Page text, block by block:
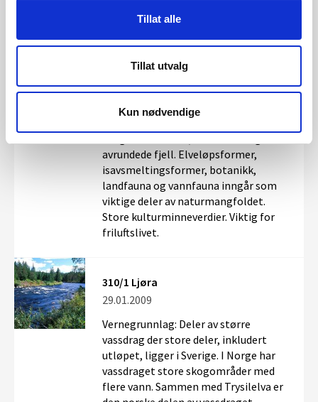
Tillat alle
Tillat utvalg
Kun nødvendige
Vernegrunnlag: Vestlig sidevassdrag
til Glåma i Glommavassdraget.
Vassdragets elver, vann og myrer er
avrundede fjell. Elveløpsformer,
isavsmeltingsformer, botanikk,
landfauna og vannfauna inngår som
viktige deler av naturmangfoldet.
Store kulturminneverdier. Viktig for
friluftslivet.
310/1 Ljøra
29.01.2009
Vernegrunnlag: Deler av større
vassdrag der store deler, inkludert
utløpet, ligger i Sverige. I Norge har
vassdraget store skogområder med
flere vann. Sammen med Trysilelva er